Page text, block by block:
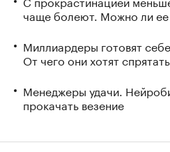
чаще болеют. Можно ли ее
Миллиардеры готовят
От чего они хотят
Менеджеры удачи.
прокачать везение